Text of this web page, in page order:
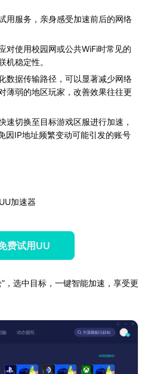
用服务，亲身感受加速前后的网络
对使用校园网或公共WiFi时常见的
机稳定性。
数据传输路径，可以显著减少网络
薄弱的地区玩家，改善效果往往更
速切换至目标游戏区服进行加速，
因IP地址频繁变动可能引发的账号
加速器
费试用UU
，选中目标，一键智能加速，享受更